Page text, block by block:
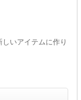
いアイテムに作り